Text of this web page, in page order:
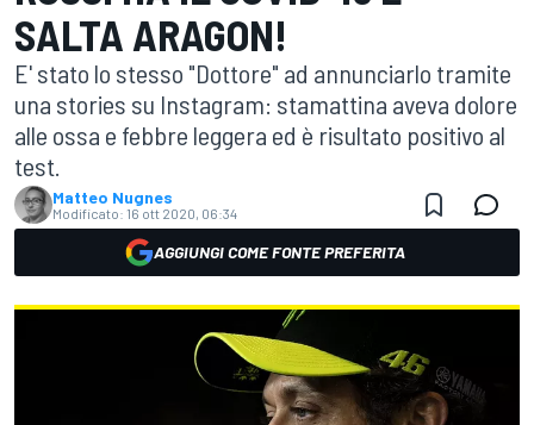
SALTA ARAGON!
E' stato lo stesso "Dottore" ad annunciarlo tramite
una stories su Instagram: stamattina aveva dolore
alle ossa e febbre leggera ed è risultato positivo al
test.
Matteo Nugnes
Modificato: 16 ott 2020, 06:34
AGGIUNGI COME FONTE PREFERITA